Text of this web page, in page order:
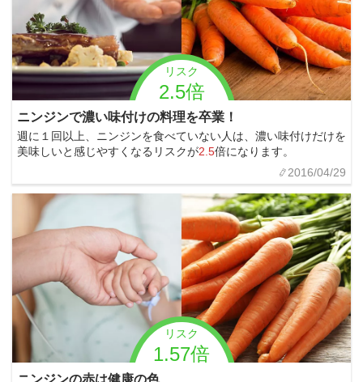
リスク
2.5倍
ニンジンで濃い味付けの料理を卒業！
週に１回以上、ニンジンを食べていない人は、濃い味付けだけを
美味しいと感じやすくなるリスクが2.5倍になります。
2016/04/29
リスク
1.57倍
ニンジンの赤は健康の色